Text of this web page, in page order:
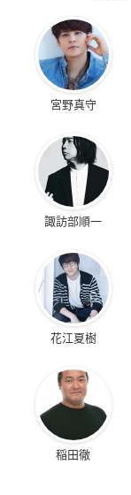
宮野真守
諏訪部順一
花江夏樹
稲田徹